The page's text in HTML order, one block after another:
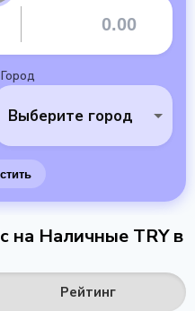
Город
Выберите город
на Наличные TRY в
Рейтинг